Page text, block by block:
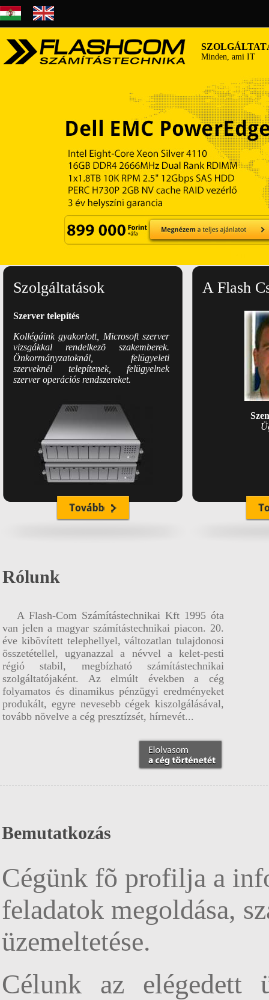
Minden, ami IT
Szolgáltatások
Szerver telepítés
Kollégáink gyakorlott, Microsoft szerver
Hosting szolgáltatások
Webtárhely, levelezés, FTP saját
üzemeltetésû hosting szolgáltatásaink
keretén belül.
A Flash
Rólunk
A Flash-Com Számítástechnikai Kft 1995 óta
van jelen a magyar számítástechnikai piacon. 20.
éve kibõvített telephellyel, változatlan tulajdonosi
összetétellel, ugyanazzal a névvel a kelet-pesti
régió stabil, megbízható számítástechnikai
szolgáltatójaként. Az elmúlt években a cég
folyamatos és dinamikus pénzügyi eredményeket
produkált, egyre nevesebb cégek kiszolgálásával,
tovább növelve a cég presztízsét, hírnevét...
Bemutatkozás
Cégünk fõ profilja a
feladatok megoldása,
üzemeltetése.
Célunk az elégedett